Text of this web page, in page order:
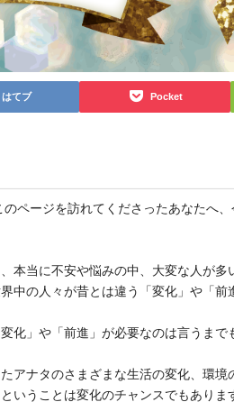
はてブ Pocket
ページを訪れてくださったあなたへ
当に不安や悩みの中、大変な人が多
中の人々が昔とは違う「変化」や「前
化」や「前進」が必要なのは言うまで
アナタのさまざまな生活の変化、環境
いうことは変化のチャンスでもありま